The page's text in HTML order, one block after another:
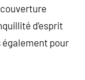
d’esprit
également pour